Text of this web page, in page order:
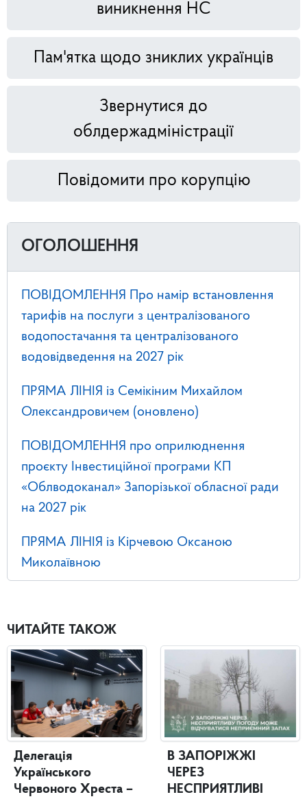
виникнення НС
Пам'ятка щодо зниклих українців
Звернутися до
облдержадміністрації
Повідомити про корупцію
ОГОЛОШЕННЯ
ПОВІДОМЛЕННЯ Про намір встановлення
тарифів на послуги з централізованого
водопостачання та централізованого
водовідведення на 2027 рік
ПРЯМА ЛІНІЯ із Семікіним Михайлом
Олександровичем (оновлено)
ПОВІДОМЛЕННЯ про оприлюднення
проєкту Інвестиційної програми КП
«Облводоканал» Запорізької обласної ради
на 2027 рік
ПРЯМА ЛІНІЯ із Кірчевою Оксаною
Миколаївною
ЧИТАЙТЕ ТАКОЖ
Делегація
Українського
Червоного Хреста –
В ЗАПОРІЖЖІ
ЧЕРЕЗ
НЕСПРИЯТЛИВІ